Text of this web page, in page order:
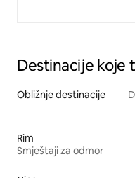
Destinacije koje
Obližnje destinacije
Rim
Smještaji za odmor